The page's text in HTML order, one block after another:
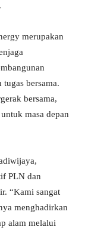
merupakan
bersama.
bersama,
masa depan
PLN dan
“Kami sangat
menghadirkan
alam melalui